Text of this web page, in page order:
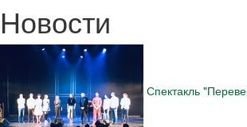
Новости
Спектакль